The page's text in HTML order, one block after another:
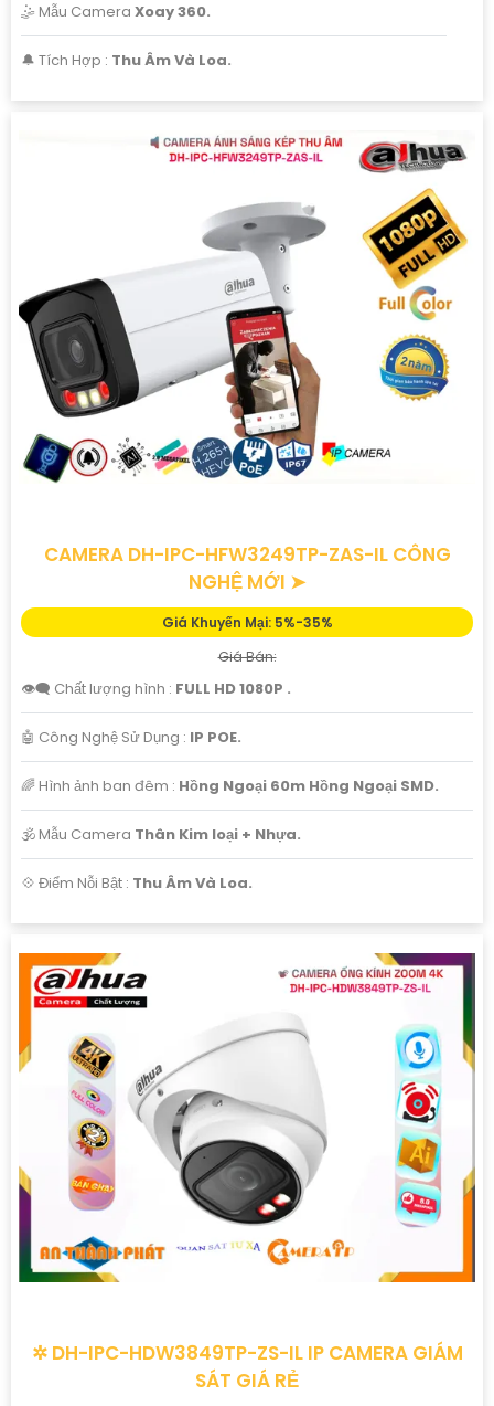
🤹 Mẫu Camera Xoay 360.
️🔔 Tích Hợp : Thu Âm Và Loa.
CAMERA DH-IPC-HFW3249TP-ZAS-IL CÔNG
NGHỆ MỚI ➤
Giá Khuyến Mại: 5%-35%
Giá Bán:
👁️‍🗨 Chất lượng hình : FULL HD 1080P .
🤖️ Công Nghệ Sử Dụng : IP POE.
🌈 Hình ảnh ban đêm : Hồng Ngoại 60m Hồng Ngoại SMD.
🕉️ Mẫu Camera Thân Kim loại + Nhựa.
️💠 Điểm Nỗi Bật : Thu Âm Và Loa.
✲ DH-IPC-HDW3849TP-ZS-IL IP CAMERA GIÁM
SÁT GIÁ RẺ